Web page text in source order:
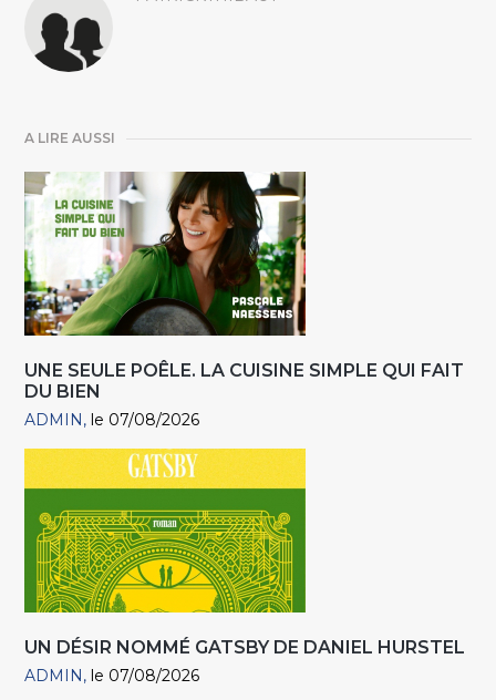
A LIRE AUSSI
UNE SEULE POÊLE. LA CUISINE SIMPLE QUI FAIT
DU BIEN
ADMIN le 07/08/2026
UN DÉSIR NOMMÉ GATSBY DE DANIEL HURSTEL
ADMIN le 07/08/2026